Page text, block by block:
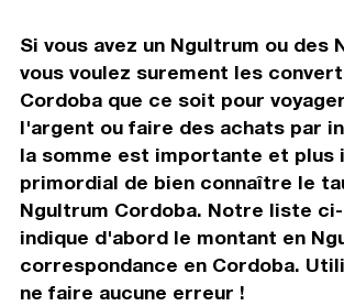
Si vous avez un Ngultrum ou des
vous voulez surement les
Cordoba que ce soit pour
l'argent ou faire des achats par
la somme est importante et plus
primordial de bien connaître le
Ngultrum Cordoba. Notre liste
indique d'abord le montant en
correspondance en Cordoba.
ne faire aucune erreur !